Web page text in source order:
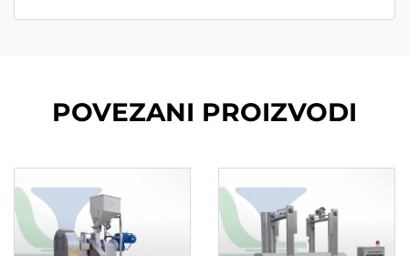
POVEZANI PROIZVODI